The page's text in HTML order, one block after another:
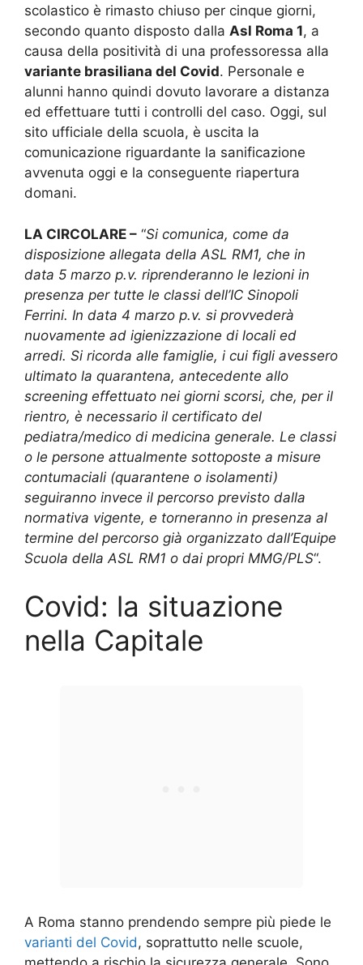
scolastico è rimasto chiuso per cinque giorni,
secondo quanto disposto dalla Asl Roma 1, a
causa della positività di una professoressa alla
variante brasiliana del Covid. Personale e
alunni hanno quindi dovuto lavorare a distanza
ed effettuare tutti i controlli del caso. Oggi, sul
sito ufficiale della scuola, è uscita la
comunicazione riguardante la sanificazione
avvenuta oggi e la conseguente riapertura
domani.
LA CIRCOLARE – “Si comunica, come da
disposizione allegata della ASL RM1, che in
data 5 marzo p.v. riprenderanno le lezioni in
presenza per tutte le classi dell’IC Sinopoli
Ferrini. In data 4 marzo p.v. si provvederà
nuovamente ad igienizzazione di locali ed
arredi. Si ricorda alle famiglie, i cui figli avessero
ultimato la quarantena, antecedente allo
screening effettuato nei giorni scorsi, che, per il
rientro, è necessario il certificato del
pediatra/medico di medicina generale. Le classi
o le persone attualmente sottoposte a misure
contumaciali (quarantene o isolamenti)
seguiranno invece il percorso previsto dalla
normativa vigente, e torneranno in presenza al
termine del percorso già organizzato dall’Equipe
Scuola della ASL RM1 o dai propri MMG/PLS“.
Covid: la situazione
nella Capitale
A Roma stanno prendendo sempre più piede le
varianti del Covid, soprattutto nelle scuole,